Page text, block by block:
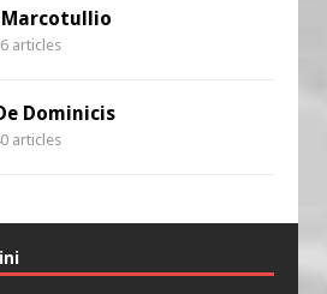
articles
Dominicis
articles